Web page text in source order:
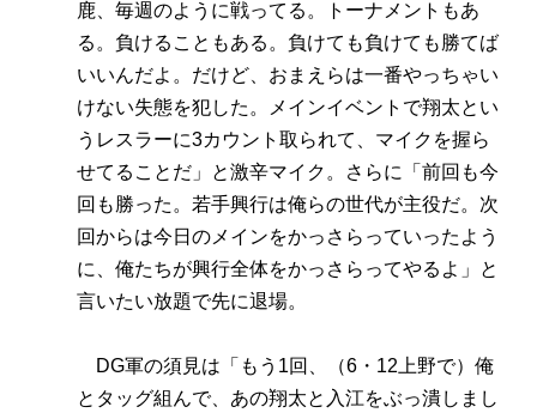
鹿、毎週のように戦ってる。トーナメントもあ
る。負けることもある。負けても負けても勝てば
いいんだよ。だけど、おまえらは一番やっちゃい
けない失態を犯した。メインイベントで翔太とい
うレスラーに3カウント取られて、マイクを握ら
せてることだ」と激辛マイク。さらに「前回も今
回も勝った。若手興行は俺らの世代が主役だ。次
回からは今日のメインをかっさらっていったよう
に、俺たちが興行全体をかっさらってやるよ」と
言いたい放題で先に退場。
DG軍の須見は「もう1回、（6・12上野で）俺
とタッグ組んで、あの翔太と入江をぶっ潰しまし